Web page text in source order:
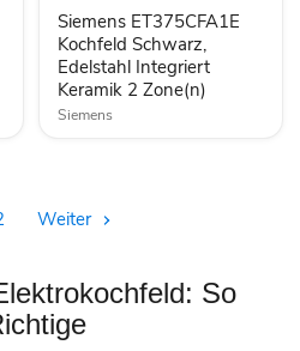
Keramik
2
Zone(n)
Siemens ET375CFA1E
Kochfeld Schwarz,
Edelstahl Integriert
Keramik 2 Zone(n)
Siemens
Weiter
So